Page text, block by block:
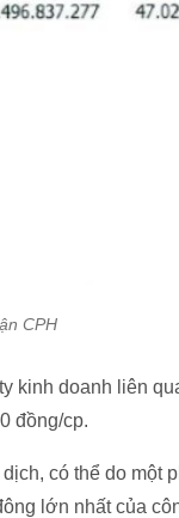
CPH
kinh doanh liên
đồng/cp.
có thể do một
lớn nhất của